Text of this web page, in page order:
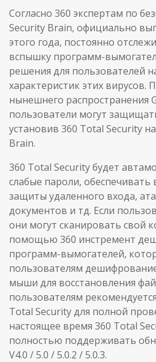
Согласно 360 экспертам по
Security Brain, официально
этого года, постоянно
вспышку программ-
решения для пользователей
характеристик этих вирусов.
нынешнего распространения
пользователи могут
установив 360 Total Security
Brain.
360 Total Security будет
слабые пароли, обеспечивать
защиты удаленного входа,
документов и тд. Если
они могут сканировать свой
помощью 360 инстремент
программ-вымогателей,
пользователям
мыши для восстановления
пользователям
Total Security для полной
настоящее время 360 Total
полностью поддерживать
V4.0 / 5.0 / 5.0.2 / 5.0.3.